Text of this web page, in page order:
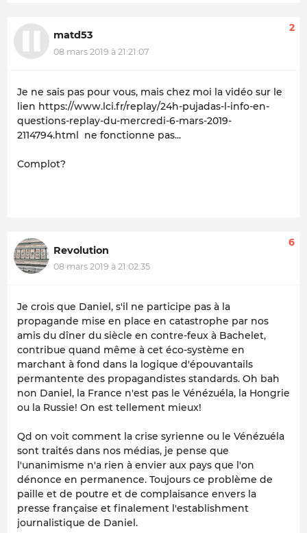
matd53
08 mars 2019 à 21:21:07
2
Je ne sais pas pour vous, mais chez moi la vidéo sur le
lien https://www.lci.fr/replay/24h-pujadas-l-info-en-
questions-replay-du-mercredi-6-mars-2019-
2114794.html ne fonctionne pas...
Complot?
Revolution
08 mars 2019 à 21:02:35
6
Je crois que Daniel, s'il ne participe pas à la
propagande mise en place en catastrophe par nos
amis du dîner du siècle en contre-feux à Bachelet,
contribue quand même à cet éco-système en
marchant à fond dans la logique d'épouvantails
permantente des propagandistes standards. Oh bah
non Daniel, la France n'est pas le Vénézuéla, la Hongrie
ou la Russie! On est tellement mieux!
Qd on voit comment la crise syrienne ou le Vénézuéla
sont traités dans nos médias, je pense que
l'unanimisme n'a rien à envier aux pays que l'on
dénonce en permanence. Toujours ce problème de
paille et de poutre et de complaisance envers la
presse française et finalement l'establishment
journalistique de Daniel.